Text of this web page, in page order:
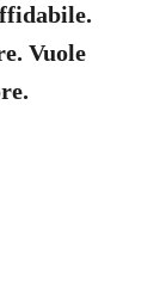
Vuole